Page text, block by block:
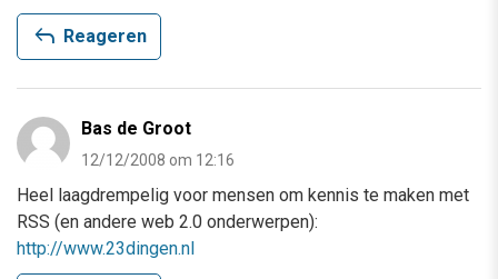
reply Reageren
Bas de Groot
12/12/2008 om 12:16
Heel laagdrempelig voor mensen om kennis te maken met
RSS (en andere web 2.0 onderwerpen):
http://www.23dingen.nl